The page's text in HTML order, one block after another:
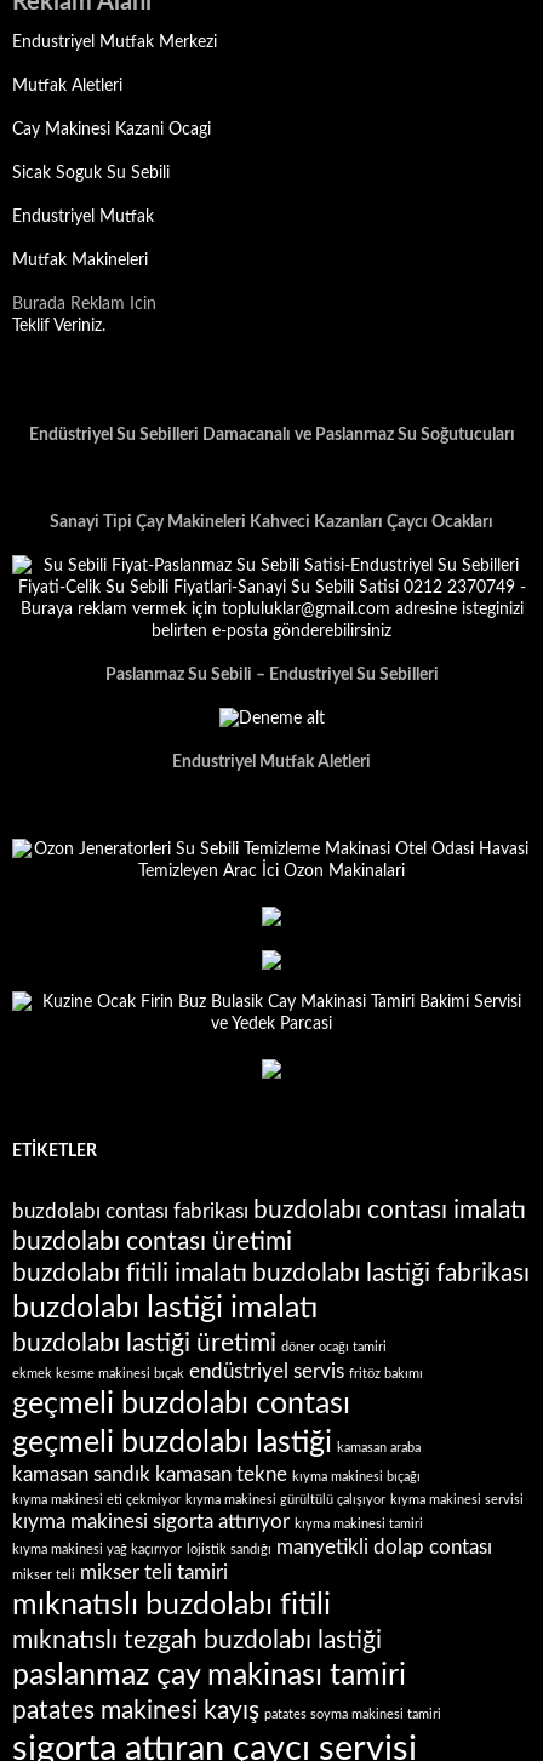
Endustriyel Mutfak Merkezi
Mutfak Aletleri
Cay Makinesi Kazani Ocagi
Sicak Soguk Su Sebili
Endustriyel Mutfak
Mutfak Makineleri
Burada Reklam Icin
Teklif Veriniz.
Endüstriyel Su Sebilleri Damacanalı ve Paslanmaz Su Soğutucuları
Sanayi Tipi Çay Makineleri Kahveci Kazanları Çaycı Ocakları
Paslanmaz Su Sebili – Endustriyel Su Sebilleri
Endustriyel Mutfak Aletleri
ETIKETLER
buzdolabı contası fabrikası buzdolabı contası imalatı
buzdolabı contası üretimi
buzdolabı fitili imalatı buzdolabı lastiği fabrikası
buzdolabı lastiği imalatı
buzdolabı lastiği üretimi döner ocağı tamiri
ekmek kesme makinesi bıçak endüstriyel servis fritöz bakımı
geçmeli buzdolabı contası
geçmeli buzdolabı lastiği kamasan araba
kamasan sandık kamasan tekne kıyma makinesi bıçağı
kıyma makinesi eti çekmiyor kıyma makinesi gürültülü çalışıyor kıyma makinesi servisi
kıyma makinesi sigorta attırıyor kıyma makinesi tamiri
kıyma makinesi yağ kaçırıyor
lojistik sandığı manyetikli dolap contası
mikser teli mikser teli tamiri
mıknatıslı buzdolabı fitili
mıknatıslı tezgah buzdolabı lastiği
paslanmaz çay makinası tamiri
patates makinesi kayış patates soyma makinesi tamiri
sigorta attıran çaycı servisi